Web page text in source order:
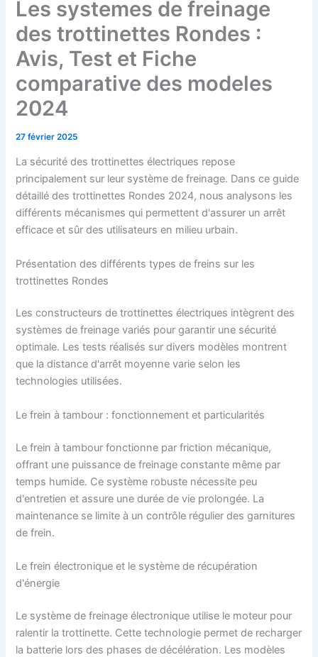
Les systemes de freinage
des trottinettes Rondes :
Avis, Test et Fiche
comparative des modeles
2024
27 février 2025
La sécurité des trottinettes électriques repose
principalement sur leur système de freinage. Dans ce guide
détaillé des trottinettes Rondes 2024, nous analysons les
différents mécanismes qui permettent d'assurer un arrêt
efficace et sûr des utilisateurs en milieu urbain.
Présentation des différents types de freins sur les
trottinettes Rondes
Les constructeurs de trottinettes électriques intègrent des
systèmes de freinage variés pour garantir une sécurité
optimale. Les tests réalisés sur divers modèles montrent
que la distance d'arrêt moyenne varie selon les
technologies utilisées.
Le frein à tambour : fonctionnement et particularités
Le frein à tambour fonctionne par friction mécanique,
offrant une puissance de freinage constante même par
temps humide. Ce système robuste nécessite peu
d'entretien et assure une durée de vie prolongée. La
maintenance se limite à un contrôle régulier des garnitures
de frein.
Le frein électronique et le système de récupération
d'énergie
Le système de freinage électronique utilise le moteur pour
ralentir la trottinette. Cette technologie permet de recharger
la batterie lors des phases de décélération. Les modèles